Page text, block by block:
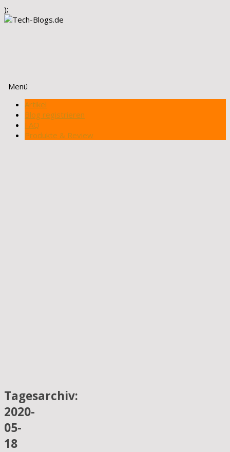
);
Menü
Zum
Inhalt
springen
Artikel
Blog registrieren
FAQ
Produkte & Review
Tagesarchiv:
2020-
05-
18